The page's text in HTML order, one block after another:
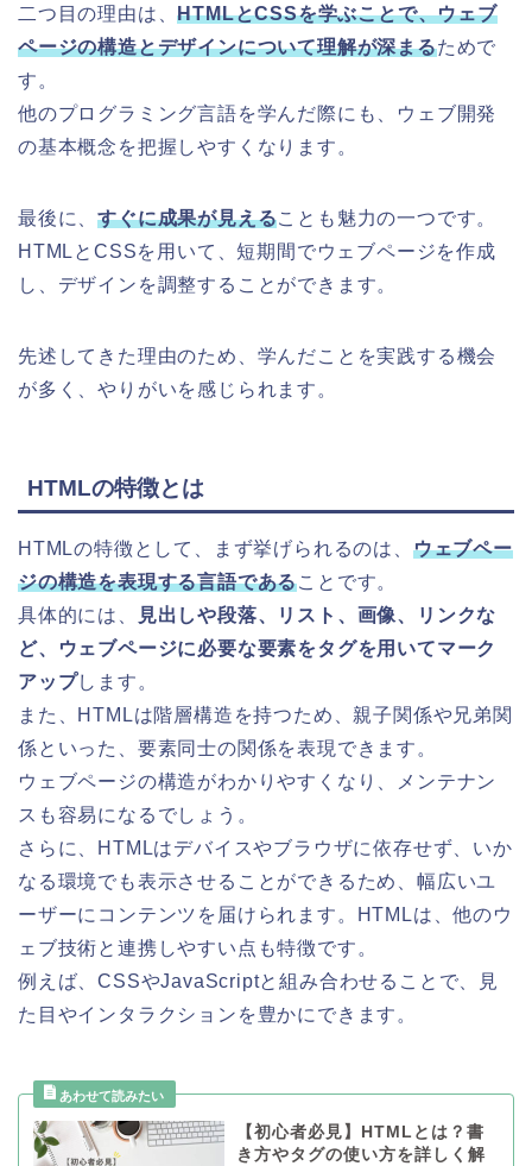
二つ目の理由は、HTMLとCSSを学ぶことで、ウェブ
ページの構造とデザインについて理解が深まるためで
す。
他のプログラミング言語を学んだ際にも、ウェブ開発
の基本概念を把握しやすくなります。
最後に、すぐに成果が見えることも魅力の一つです。
HTMLとCSSを用いて、短期間でウェブページを作成
し、デザインを調整することができます。
先述してきた理由のため、学んだことを実践する機会
が多く、やりがいを感じられます。
HTMLの特徴とは
HTMLの特徴として、まず挙げられるのは、 ウェブペー
ジの構造を表現する言語であることです。
具体的には、
見出しや段落、リスト、画像、リンクな
ど、ウェブページに必要な要素をタグを用いてマーク
アップします。
また、HTMLは階層構造を持つため、親子関係や兄弟関
係といった、要素同士の関係を表現できます。
ウェブページの構造がわかりやすくなり、メンテナン
スも容易になるでしょう。
さらに、HTMLはデバイスやブラウザに依存せず、いか
なる環境でも表示させることができるため、幅広いユ
ーザーにコンテンツを届けられます。HTMLは、他のウ
ェブ技術と連携しやすい点も特徴です。
例えば、CSSやJavaScriptと組み合わせることで、見
た目やインタラクションを豊かにできます。
【初心者必見】HTMLとは？書
き方やタグの使い方を詳しく解